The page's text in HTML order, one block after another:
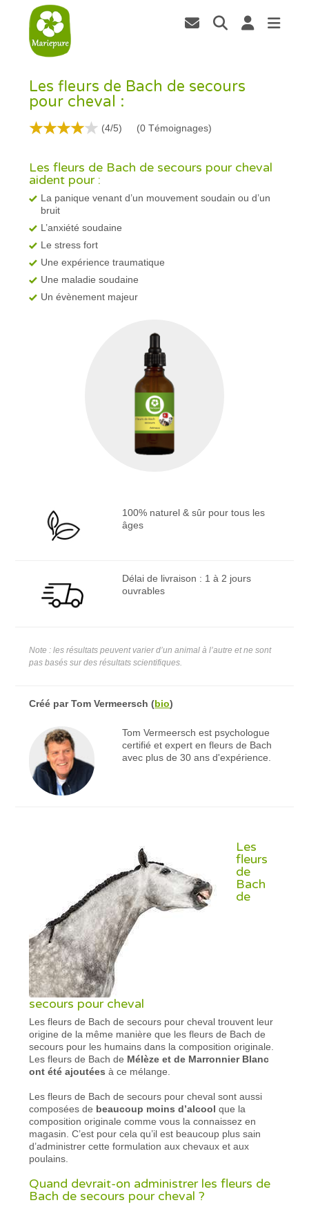
Les fleurs de Bach de secours
pour cheval :
(4/5) (0 Témoignages)
Les fleurs de Bach de secours pour cheval
aident pour :
La panique venant d’un mouvement soudain ou d’un
bruit
L’anxiété soudaine
Le stress fort
Une expérience traumatique
Une maladie soudaine
Un évènement majeur
100% naturel & sûr pour tous les
âges
Délai de livraison : 1 à 2 jours
ouvrables
Note : les résultats peuvent varier d’un animal à l’autre et ne sont
pas basés sur des résultats scientifiques.
Créé parTom Vermeersch (bio)
Tom Vermeersch est psychologue
certifié et expert en fleurs de Bach
avec plus de 30 ans d'expérience.
Les
fleurs
de
Bach
de
secours pour cheval
Les fleurs de Bach de secours pour cheval trouvent leur
origine de la même manière que les fleurs de Bach de
secours pour les humains dans la composition originale.
Les fleurs de Bach de Mélèze et de Marronnier Blanc
ont été ajoutéesà ce mélange.
Les fleurs de Bach de secours pour cheval sont aussi
composées de beaucoup moins d’alcool que la
composition originale comme vous la connaissez en
magasin. C’est pour cela qu’il est beaucoup plus sain
d’administrer cette formulation aux chevaux et aux
poulains.
Quand devrait-on administrer les fleurs de
Bach de secours pour cheval ?